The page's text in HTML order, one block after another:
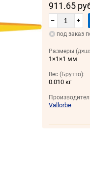
911.65
– +
под заказ
Размеры
1×1×1 мм
Вес (Брутто):
0.010 кг
Vallorbe